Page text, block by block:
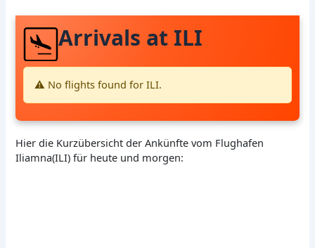
Arrivals at ILI
⚠️ No flights found for ILI.
Hier die Kurzübersicht der Ankünfte vom Flughafen
Iliamna(ILI) für heute und morgen: